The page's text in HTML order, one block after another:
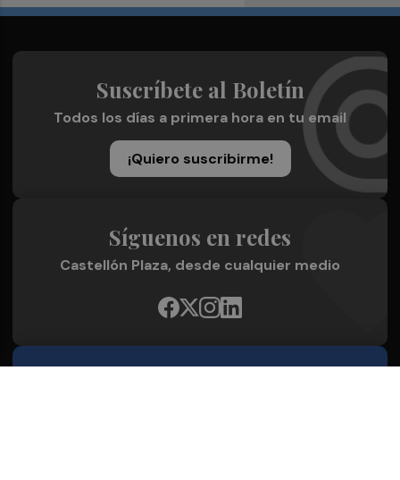
Suscríbete al Boletín
Todos los días a primera hora en tu email
¡Quiero suscribirme!
Síguenos en redes
Castellón Plaza, desde cualquier medio